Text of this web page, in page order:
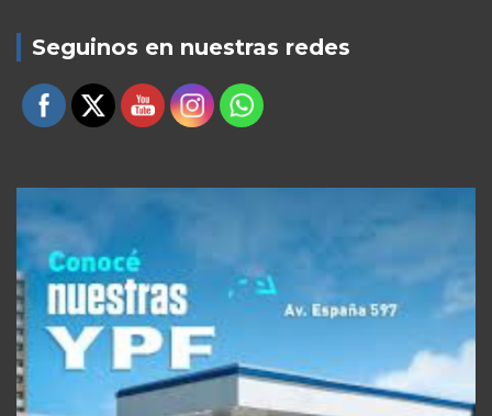
Seguinos en nuestras redes